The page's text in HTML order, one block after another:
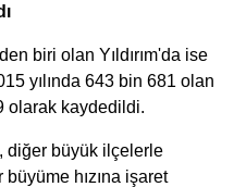
biri olan Yıldırım'da ise
yılında 643 bin 681 olan
olarak kaydedildi.
diğer büyük ilçelerle
büyüme hızına işaret